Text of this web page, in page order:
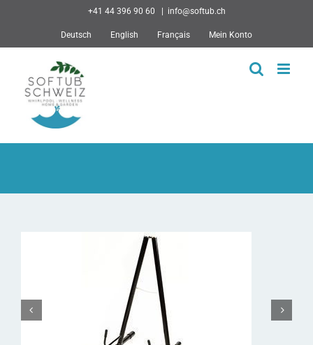
+41 44 396 90 60 info@softub.ch
Deutsch English Français Mein Konto